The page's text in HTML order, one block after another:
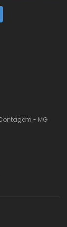
- MG